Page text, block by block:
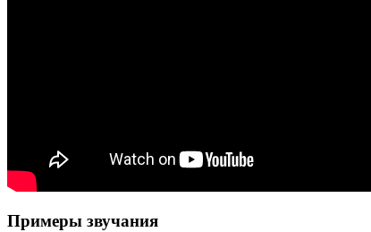
Примеры звучания